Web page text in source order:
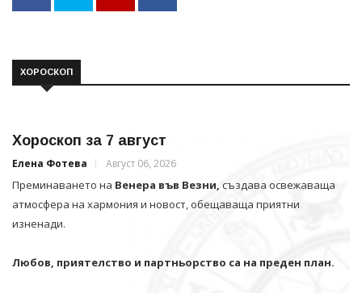
ХОРОСКОП
Хороскоп за 7 август
Елена Фотева Август 06, 2026
Преминаването на Венера във Везни, създава освежаваща
атмосфера на хармония и новост, обещаваща приятни
изненади.
Любов, приятелство и партньорство са на преден план.